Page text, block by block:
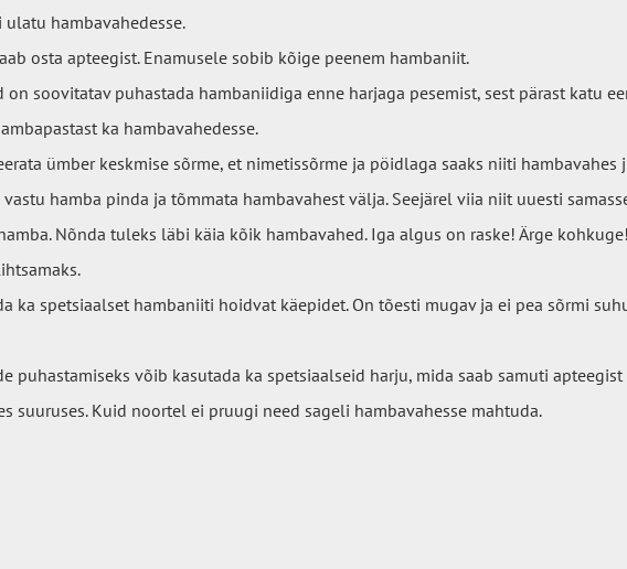
ulatu hambavahedesse.
osta apteegist. Enamusele sobib kõige peenem hambaniit.
on soovitatav puhastada hambaniidiga enne harjaga pesemist, sest pärast katu
ka hambavahedesse.
ümber keskmise sõrme, et nimetissõrme ja pöidlaga saaks niiti
hamba pinda ja tõmmata hambavahest välja. Seejärel viia niit uuesti
Nõnda tuleks läbi käia kõik hambavahed. Iga algus on raske! Ärge
ka spetsiaalset hambaniiti hoidvat käepidet. On tõesti mugav ja ei pea sõrmi
puhastamiseks võib kasutada ka spetsiaalseid harju, mida saab samuti
suuruses. Kuid noortel ei pruugi need sageli hambavahesse mahtuda.